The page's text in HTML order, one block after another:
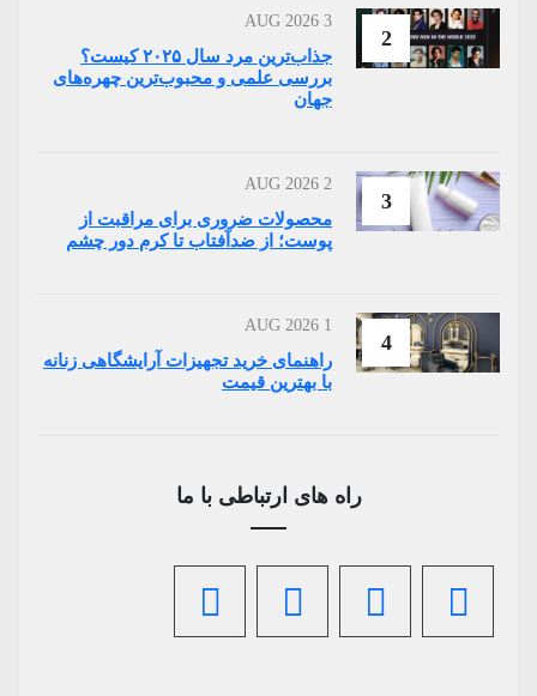
2
3 AUG 2026
جذاب‌ترین مرد سال ۲۰۲۵ کیست؟
بررسی علمی و محبوب‌ترین چهره‌های
جهان
3
2 AUG 2026
محصولات ضروری برای مراقبت از
پوست؛ از ضدآفتاب تا کرم دور چشم
4
1 AUG 2026
راهنمای خرید تجهیزات آرایشگاهی زنانه
با بهترین قیمت
راه های ارتباطی با ما